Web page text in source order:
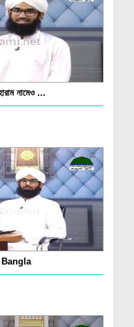
নামেও ...
Bangla